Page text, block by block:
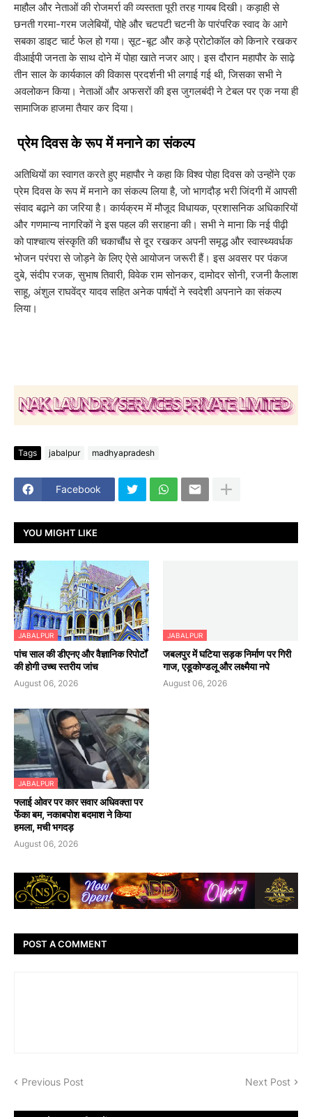
माहौल और नेताओं की रोजमर्रा की व्यस्तता पूरी तरह गायब दिखी। कड़ाही से
छनती गरमा-गरम जलेबियों, पोहे और चटपटी चटनी के पारंपरिक स्वाद के आगे
सबका डाइट चार्ट फेल हो गया। सूट-बूट और कड़े प्रोटोकॉल को किनारे रखकर
वीआईपी जनता के साथ दोने में पोहा खाते नजर आए। इस दौरान महापौर के साढ़े
तीन साल के कार्यकाल की विकास प्रदर्शनी भी लगाई गई थी, जिसका सभी ने
अवलोकन किया। नेताओं और अफसरों की इस जुगलबंदी ने टेबल पर एक नया ही
सामाजिक हाजमा तैयार कर दिया।
​ प्रेम दिवस के रूप में मनाने का संकल्प
​अतिथियों का स्वागत करते हुए महापौर ने कहा कि विश्व पोहा दिवस को उन्होंने एक
प्रेम दिवस के रूप में मनाने का संकल्प लिया है, जो भागदौड़ भरी जिंदगी में आपसी
संवाद बढ़ाने का जरिया है। कार्यक्रम में मौजूद विधायक, प्रशासनिक अधिकारियों
और गणमान्य नागरिकों ने इस पहल की सराहना की। सभी ने माना कि नई पीढ़ी
को पाश्चात्य संस्कृति की चकाचौंध से दूर रखकर अपनी समृद्ध और स्वास्थ्यवर्धक
भोजन परंपरा से जोड़ने के लिए ऐसे आयोजन जरूरी हैं। इस अवसर पर पंकज
दुबे, संदीप रजक, सुभाष तिवारी, विवेक राम सोनकर, दामोदर सोनी, रजनी कैलाश
साहू, अंशुल राघवेंद्र यादव सहित अनेक पार्षदों ने स्वदेशी अपनाने का संकल्प
लिया।
Tags jabalpur madhyapradesh
Facebook
YOU MIGHT LIKE
JABALPUR
पांच साल की डीएनए और वैज्ञानिक रिपोर्टों
की होगी उच्च स्तरीय जांच
August 06, 2026
JABALPUR
जबलपुर में घटिया सड़क निर्माण पर गिरी
गाज, एडूकोण्डलू और लक्ष्मैया नपे
August 06, 2026
JABALPUR
फ्लाई ओवर पर कार सवार अधिवक्ता पर
फेंका बम, नकाबपोश बदमाश ने किया
हमला, मची भगदड़
August 06, 2026
POST A COMMENT
Previous Post Next Post